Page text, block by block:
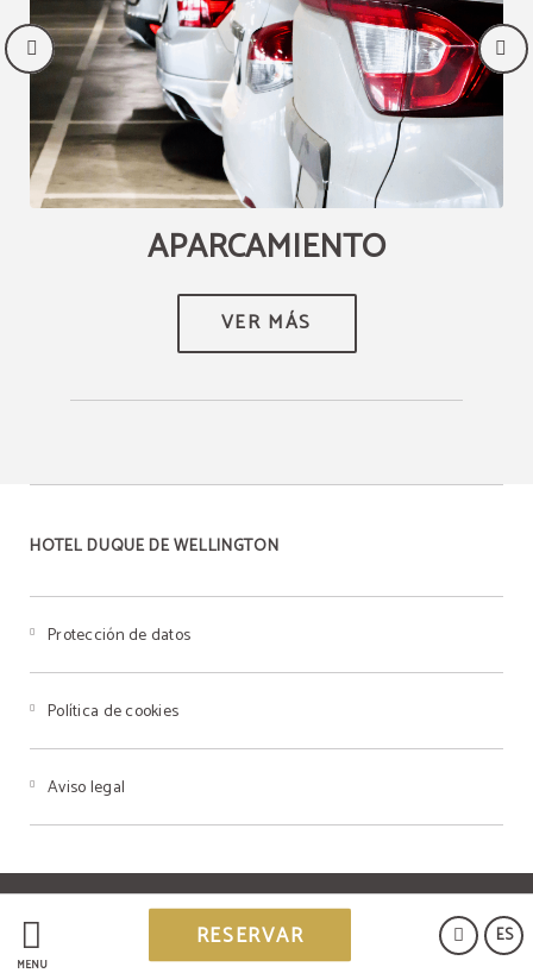
MENÚ
ES
RESERVAR
APARCAMIENTO
VER MÁS
HOTEL DUQUE DE WELLINGTON
Protección de datos
Política de cookies
Aviso legal
Powered by Keytel